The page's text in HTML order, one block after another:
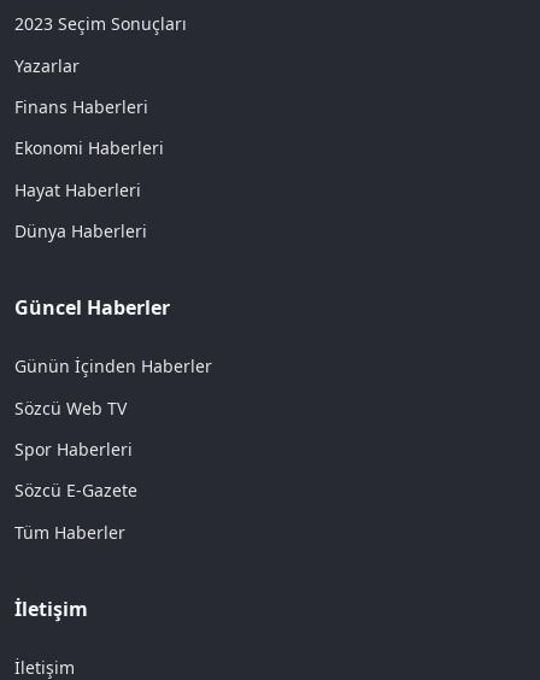
2023 Seçim Sonuçları
Yazarlar
Finans Haberleri
Ekonomi Haberleri
Hayat Haberleri
Dünya Haberleri
Güncel Haberler
Günün İçinden Haberler
Sözcü Web TV
Spor Haberleri
Sözcü E-Gazete
Tüm Haberler
İletişim
İletişim